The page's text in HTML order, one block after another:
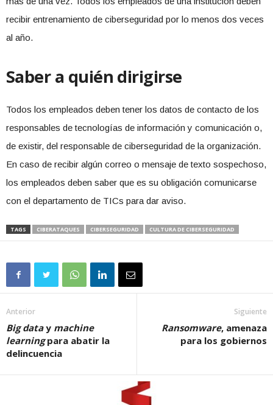
recibir entrenamiento de ciberseguridad por lo menos dos veces
al año.
Saber a quién dirigirse
Todos los empleados deben tener los datos de contacto de los
responsables de tecnologías de información y comunicación o,
de existir, del responsable de ciberseguridad de la organización.
En caso de recibir algún correo o mensaje de texto sospechoso,
los empleados deben saber que es su obligación comunicarse
con el departamento de TICs para dar aviso.
TAGS CIBERATAQUES CIBERSEGURIDAD CULTURA DE CIBERSEGURIDAD
Anterior
Big datay machine
learningpara abatir la
delincuencia
Siguiente
Ransomware, amenaza
para los gobiernos